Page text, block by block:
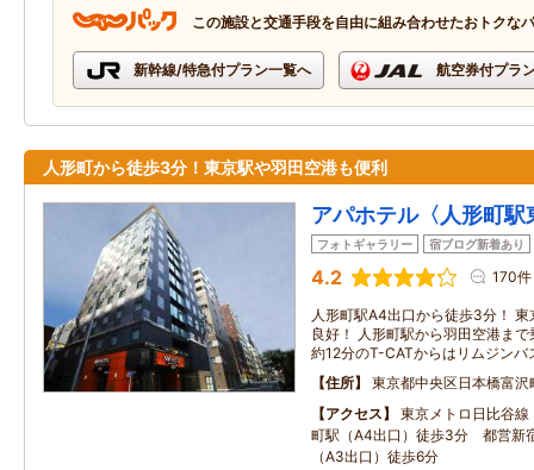
この施設と交通手段を自由に組み合わせたおトクな
新幹線/特急付プラン一覧へ 航空券付プラ
人形町から徒歩3分！東京駅や羽田空港も便利
アパホテル〈人形町駅
フォトギャラリー 宿ブログ新着あり
4.2 170件
人形町駅A4出口から徒歩3分！
良好！ 人形町駅から羽田空港ま
約12分のT-CATからはリムジンバ
住所
東京都中央区日本橋富沢
アクセス
東京メトロ日比谷
町駅（A4出口）徒歩3分 都営新
（A3出口）徒歩6分